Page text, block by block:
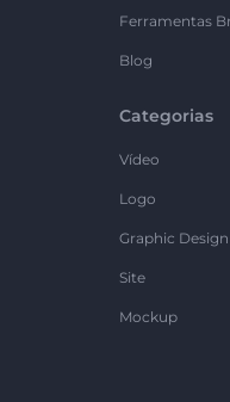
Ferramentas
Blog
Categorias
Vídeo
Logo
Graphic Design
Site
Mockup